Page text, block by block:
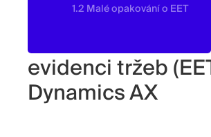
Jak na
evidenci tržeb
Dynamics AX
1.2 Malé opakování o EET